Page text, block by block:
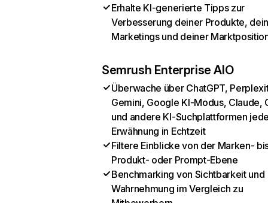
Erhalte KI-generierte Tipps zur
Verbesserung deiner Produkte,
Marketings und deiner
Semrush Enterprise AIO
Überwache über ChatGPT,
Gemini, Google KI-Modus, Claude,
und andere KI-Suchplattformen
Erwähnung in Echtzeit
Filtere Einblicke von der Marken-
Produkt- oder Prompt-Ebene
Benchmarking von Sichtbarkeit und
Wahrnehmung im Vergleich zu